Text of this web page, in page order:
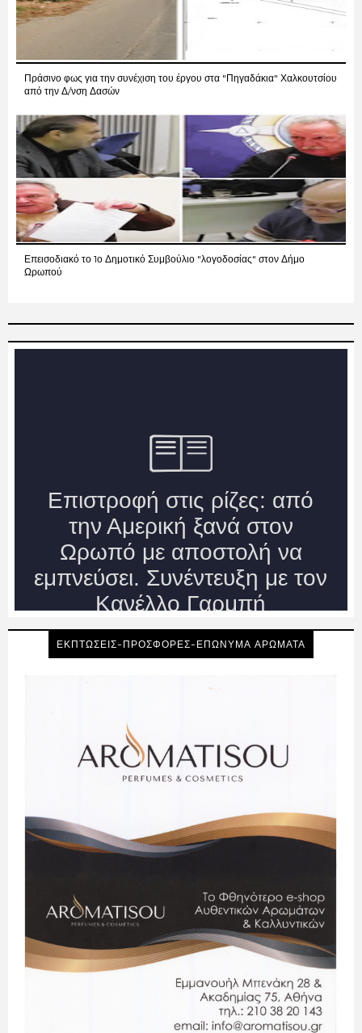
Πράσινο φως για την συνέχιση του έργου στα "Πηγαδάκια" Χαλκουτσίου
από την Δ/νση Δασών
Επεισοδιακό το 1ο Δημοτικό Συμβούλιο "λογοδοσίας" στον Δήμο
Ωρωπού
ΕΚΠΤΩΣΕΙΣ-ΠΡΟΣΦΟΡΕΣ-ΕΠΩΝΥΜΑ ΑΡΩΜΑΤΑ